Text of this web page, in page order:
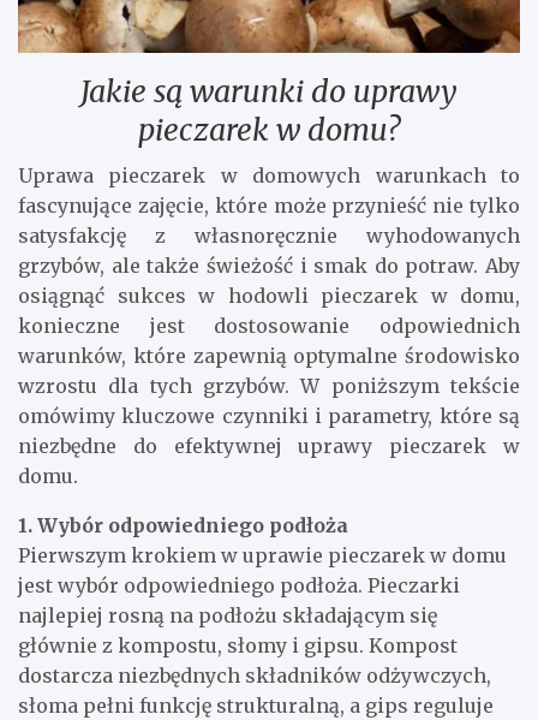
Jakie są warunki do uprawy
pieczarek w domu?
Uprawa pieczarek w domowych warunkach to
fascynujące zajęcie, które może przynieść nie tylko
satysfakcję z własnoręcznie wyhodowanych
grzybów, ale także świeżość i smak do potraw. Aby
osiągnąć sukces w hodowli pieczarek w domu,
konieczne jest dostosowanie odpowiednich
warunków, które zapewnią optymalne środowisko
wzrostu dla tych grzybów. W poniższym tekście
omówimy kluczowe czynniki i parametry, które są
niezbędne do efektywnej uprawy pieczarek w
domu.
1. Wybór odpowiedniego podłoża
Pierwszym krokiem w uprawie pieczarek w domu
jest wybór odpowiedniego podłoża. Pieczarki
najlepiej rosną na podłożu składającym się
głównie z kompostu, słomy i gipsu. Kompost
dostarcza niezbędnych składników odżywczych,
słoma pełni funkcję strukturalną, a gips reguluje